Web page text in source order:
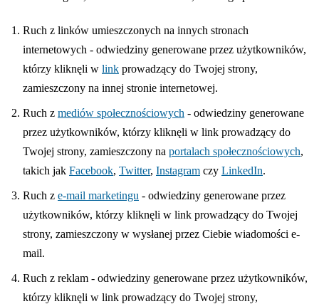
Ruch z linków umieszczonych na innych stronach
internetowych - odwiedziny generowane przez użytkowników,
którzy kliknęli w link prowadzący do Twojej strony,
zamieszczony na innej stronie internetowej.
Ruch z mediów społecznościowych - odwiedziny generowane
przez użytkowników, którzy kliknęli w link prowadzący do
Twojej strony, zamieszczony na portalach społecznościowych,
takich jak Facebook, Twitter, Instagram czy LinkedIn.
Ruch z e-mail marketingu - odwiedziny generowane przez
użytkowników, którzy kliknęli w link prowadzący do Twojej
strony, zamieszczony w wysłanej przez Ciebie wiadomości e-
mail.
Ruch z reklam - odwiedziny generowane przez użytkowników,
którzy kliknęli w link prowadzący do Twojej strony,